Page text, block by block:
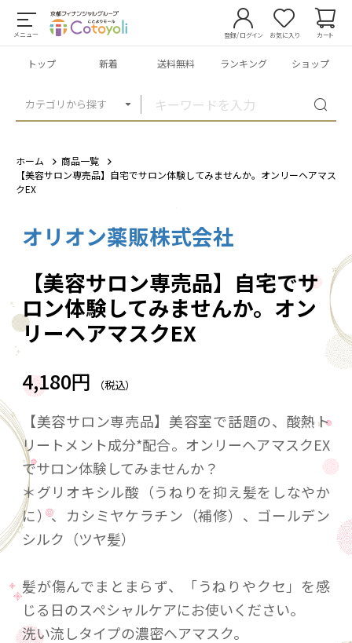
メニュー
カテゴリから探す
登録/ログイン お気に入り カート
トップ 新着 送料無料 ランキング ショップ
ホーム
商品一覧
【美容サロン専売品】自宅でサロン体験してみませんか。オンリーヘアマス
クEX
オリオン薬販株式会社
【美容サロン専売品】自宅でサ
ロン体験してみませんか。オン
リーヘアマスクEX
4,180円 （税込）
【美容サロン専売品】美容室で話題の、酸熱ト
リートメント成分*配合。オンリーヘアマスクEX
でサロン体験してみませんか？
＊グリオキシル酸（うねりを抑え髪をしなやか
に）、カシミヤケラチン（補修）、ゴールデン
シルク（ツヤ髪）
髪が傷んでまとまらず、「うねりやクセ」を感
じる日のスペシャルケアにお使いください。
洗い流しタイプの濃密ヘアマスク。